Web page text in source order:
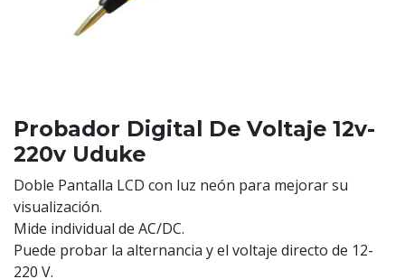
Probador Digital De Voltaje 12v-
220v Uduke
Doble Pantalla LCD con luz neón para mejorar su
visualización.
Mide individual de AC/DC.
Puede probar la alternancia y el voltaje directo de 12-
220 V.